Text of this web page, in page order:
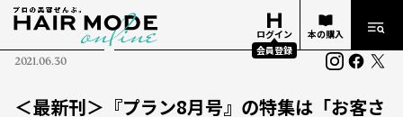
ログイン
会員登録
本の購入
2021.06.30
＜最新刊＞『プラン8月号』の特集は「お客さ